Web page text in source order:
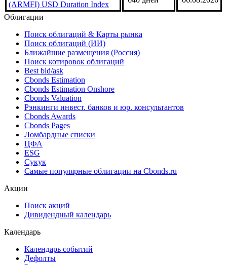
Armenia Financial Bond
(ARMFI) USD YTM Index
5,38 % 06.08.2026
Armenia Financial Bond
(ARMFI) USD Duration Index
640 дней
Облигации
Поиск облигаций & Карты рынка
Поиск облигаций (ИИ)
Ближайшие размещения (Россия)
Поиск котировок облигаций
Best bid/ask
Cbonds Estimation
Cbonds Estimation Onshore
Cbonds Valuation
Рэнкинги инвест. банков и юр. консультантов
Cbonds Awards
Cbonds Pages
Ломбардные списки
ESG
Самые популярные облигации на Cbonds.ru
Дивидендный календарь